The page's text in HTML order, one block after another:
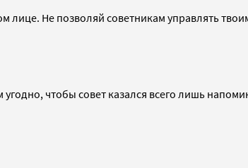
Не позволяй советникам управлять
чтобы совет казался всего лишь